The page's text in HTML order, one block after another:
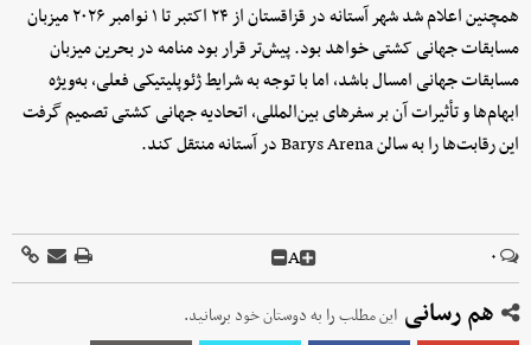
همچنین اعلام شد شهر آستانه در قزاقستان از ۲۴ اکتبر تا ۱ نوامبر ۲۰۲۶ میزبان
مسابقات جهانی کشتی خواهد بود. پیش‌تر قرار بود منامه در بحرین میزبان
مسابقات جهانی امسال باشد، اما با توجه به شرایط ژئوپلیتیکی فعلی، به‌ویژه
ابهام‌ها و تأثیرات آن بر سفرهای بین‌المللی، اتحادیه جهانی کشتی تصمیم گرفت
این رقابت‌ها را به سالن Barys Arena در آستانه منتقل کند.
۰ A
هم رسانی این مطلب را به دوستان خود برسانید.